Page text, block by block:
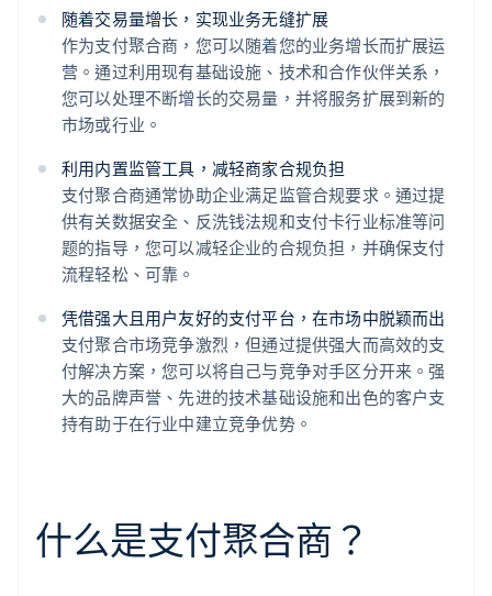
随着交易量增长，实现业务无缝扩展
作为支付聚合商，您可以随着您的业务增长而扩展运
营。通过利用现有基础设施、技术和合作伙伴关系，
您可以处理不断增长的交易量，并将服务扩展到新的
市场或行业。
利用内置监管工具，减轻商家合规负担
支付聚合商通常协助企业满足监管合规要求。通过提
供有关数据安全、反洗钱法规和支付卡行业标准等问
题的指导，您可以减轻企业的合规负担，并确保支付
流程轻松、可靠。
凭借强大且用户友好的支付平台，在市场中脱颖而出
支付聚合市场竞争激烈，但通过提供强大而高效的支
付解决方案，您可以将自己与竞争对手区分开来。强
大的品牌声誉、先进的技术基础设施和出色的客户支
持有助于在行业中建立竞争优势。
什么是支付聚合商？